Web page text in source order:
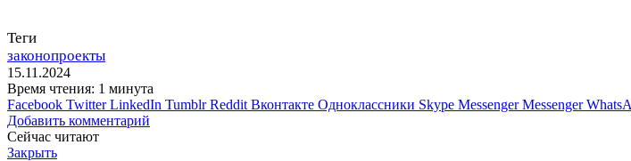
Теги
законопроекты
15.11.2024
Время чтения: 1 минута
Facebook Twitter LinkedIn Tumblr Reddit Вконтакте Одноклассники Skype Messenger Messenger
Добавить комментарий
Сейчас читают
Закрыть